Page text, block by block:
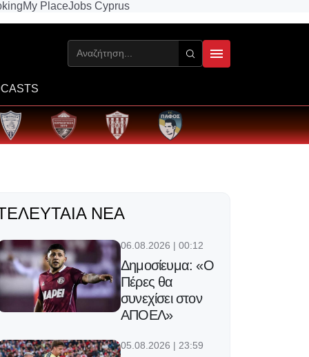
My PlaceJobs Cyprus
ΝΈΑ
06.08.2026 | 00:12
Δημοσίευμα: «Ο
Πέρες θα
συνεχίσει στον
ΑΠΟΕΛ»
05.08.2026 | 23:59